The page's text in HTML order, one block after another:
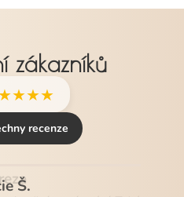
zákazníků
recenze
Š.